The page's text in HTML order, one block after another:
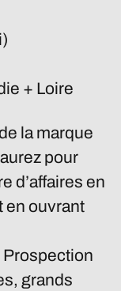
+ Loire
la marque
pour
d’affaires en
en ouvrant
Prospection
grands